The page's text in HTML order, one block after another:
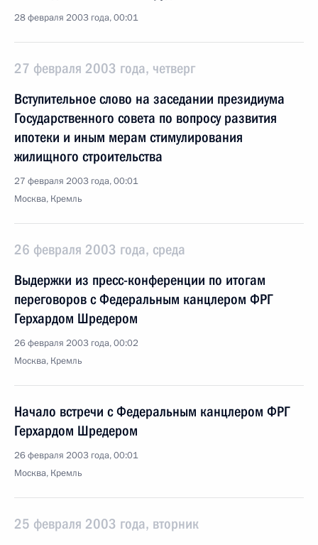
28 февраля 2003 года, 00:01
27 февраля 2003 года, четверг
Вступительное слово на заседании президиума
Государственного совета по вопросу развития
ипотеки и иным мерам стимулирования
жилищного строительства
27 февраля 2003 года, 00:01
Москва, Кремль
26 февраля 2003 года, среда
Выдержки из пресс-конференции по итогам
переговоров с Федеральным канцлером ФРГ
Герхардом Шредером
26 февраля 2003 года, 00:02
Москва, Кремль
Начало встречи с Федеральным канцлером ФРГ
Герхардом Шредером
26 февраля 2003 года, 00:01
Москва, Кремль
25 февраля 2003 года, вторник